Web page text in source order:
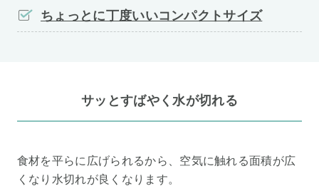
ちょっとに丁度いいコンパクトサイズ
サッとすばやく水が切れる
食材を平らに広げられるから、空気に触れる面積が広
くなり水切れが良くなります。